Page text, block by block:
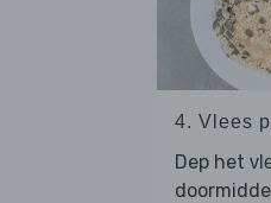
4. Vlees
Dep het